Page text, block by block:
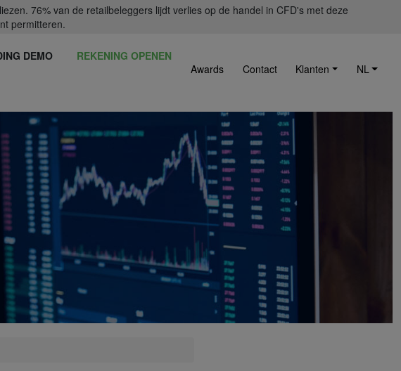
76% van de retailbeleggers lijdt verlies op de handel in CFD's met deze
permitteren.
DEMO
REKENING OPENEN
Awards
Contact Klanten NL